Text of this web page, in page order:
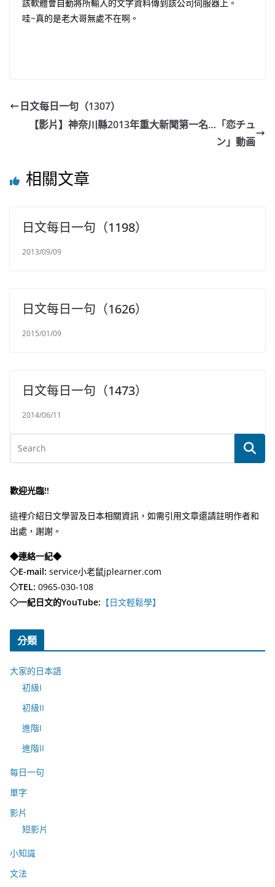
該軟體會自動將所輸入的文字資料傳到該公司伺服器上。
哇~真的是老大哥無處不在啊。
日文每日一句（1307）
【影片】神奈川縣2013年重大新聞第一名…「恋チュ
ン」動画
相關文章
日文每日一句（1198）
2013/09/09
日文每日一句（1626）
2015/01/09
日文每日一句（1473）
2014/06/11
歡迎光臨!!
這裡介紹日文學習及日本相關資訊，如需引用文章還請註明作者和
出處，謝謝。
◆連絡一紀◆
◇E-mail: service小老鼠jplearner.com
◇TEL: 0965-030-108
◇一紀日文的YouTube: 【日文輕鬆學】
分類
大家的日本語
初級I
初級II
進階I
進階II
每日一句
單字
影片
短影片
小知識
文法